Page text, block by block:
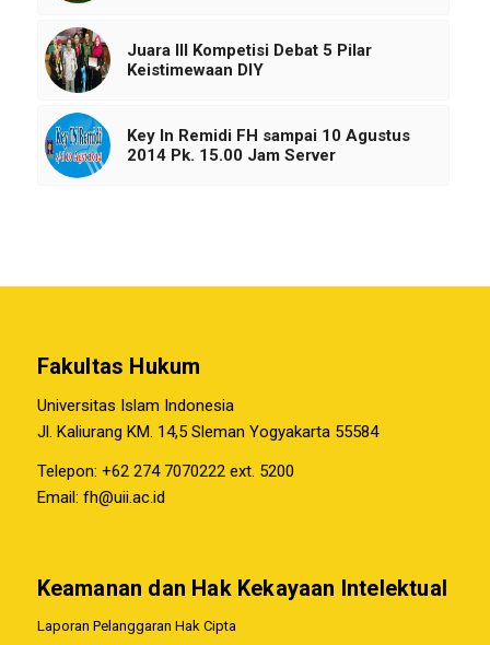
Juara III Kompetisi Debat 5 Pilar
Keistimewaan DIY
Key In Remidi FH sampai 10 Agustus
2014 Pk. 15.00 Jam Server
Fakultas Hukum
Universitas Islam Indonesia
Jl. Kaliurang KM. 14,5 Sleman Yogyakarta 55584
Telepon: +62 274 7070222 ext. 5200
Email: fh@uii.ac.id
Keamanan dan Hak Kekayaan Intelektual
Laporan Pelanggaran Hak Cipta